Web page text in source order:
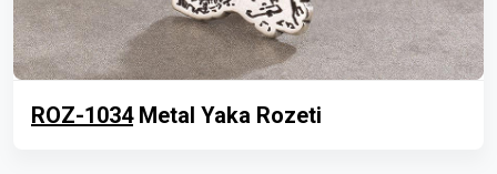
ROZ-1034Metal Yaka Rozeti